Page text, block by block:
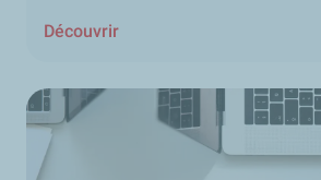
Découvrir